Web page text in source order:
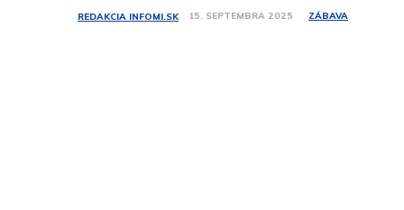
REDAKCIA INFOMI.SK 15. SEPTEMBRA 2025 ZÁBAVA